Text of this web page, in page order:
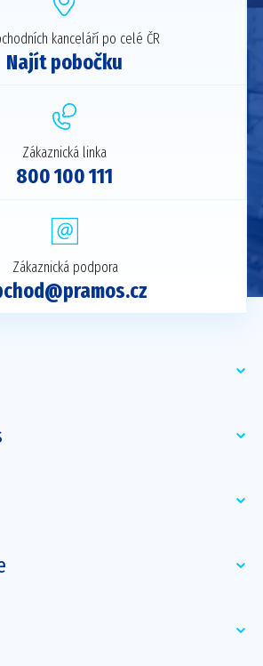
kanceláří po celé ČR
Najít pobočku
Zákaznická linka
800 100 111
Zákaznická podpora